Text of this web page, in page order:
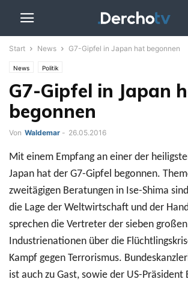
Start News G7-Gipfel in Japan hat begonnen
News Politik
G7-Gipfel in Japan
begonnen
Von Waldemar - 26.05.2016
Mit einem Empfang an einer der
Japan hat der G7-Gipfel begonnen.
zweitägigen Beratungen in Ise-Shima
die Lage der Weltwirtschaft und der
sprechen die Vertreter der sieben großen
Industrienationen über die
Kampf gegen Terrorismus.
ist auch zu Gast, sowie der US-Präsident